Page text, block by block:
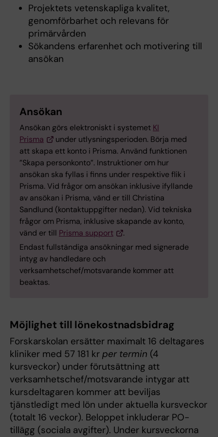
Projektets vetenskapliga kvalitet,
genomförbarhet och relevans för
primärvården
Sökandens erfarenhet och motivering till
ansökan
Ansökan
Ansökan görs elektroniskt i systemet KI
Prisma
under utlysningsperioden. Börja med
att skapa ett konto i Prisma. Använd funktionen
”Skapa personkonto”. Instruktioner om hur
ansökan ska fyllas i finns under respektive flik i
Prisma. Vid frågor om ansökan inklusive ifyllande
av ansökan i Prisma, vänd er till Christina
Sandlund (kontaktuppgifter nedan). Vid tekniska
frågor om Prisma, inklusive skapande av konto,
vänd er till Prisma support
.
Endast fullständiga ansökningar med signerade
intyg av handledare och
verksamhetschef/motsvarande kommer att
beaktas.
Möjlighet till lönekostnadsbidrag
Forskarskolan ersätter maximalt 16 deltagares
kliniker med 57 181 kr per termin (4
kursveckor) under förutsättning att
verksamhetschef/motsvarande intygar att
kursdeltagaren kommer att beviljas
tjänstledigt med lön under aktuella kursveckor
(totalt 16 veckor). Beloppet inkluderar PO-
tillägg (sociala avgifter). Under kursveckorna